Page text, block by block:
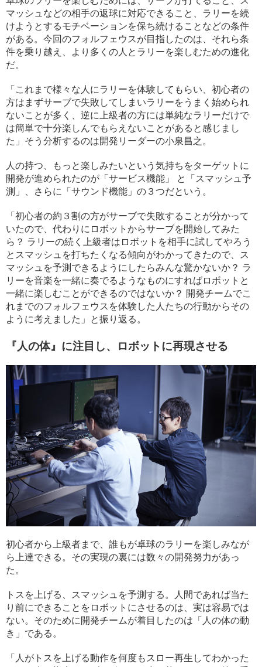
マッシュなどの相手の返球に対応できること、ラリーを続
けようとするモチベーションを保ち続けることなどの条件
がある。今回のフォルフェウスが目指したのは、それら条
件を乗り越え、より多くの人とラリーを楽しむための進化
だ。
「これまで様々な人にラリーを体験してもらい、初心者の
方はまずサーブで失敗してしまいラリーをうまく始められ
ないことが多く、逆に上級者の方には単純なラリーだけで
は簡単で十分楽しんでもらえないことがあると感じまし
た」そう分析するのは開発リーダーの小泉昌之。
人の持つ、もっと楽しみたいという気持ちをターゲットに
開発が進められたのが「サービス機能」 と「スマッシュ予
測」、さらに「サウンド機能」の３つだという。
「初心者の約３割の方がサーブで失敗することが分かって
いたので、代わりにロボットからサーブを開始してみた
ら？ ラリーの続く上級者はロボットを相手に試してやろう
とスマッシュを打ちたくなる傾向がわかってきたので、ス
マッシュを予測できるようにしたらみんな驚かないか？ ラ
リーを音楽を一緒に奏でるようなものにすればロボットと
一緒に楽しむことができるのではないか？ 開発チームでこ
れまでのフォルフェウスを体験した人たちの行動からその
ように考えました」と振り返る。
『人の体』に注目し、ロボットに再現させる
初心者から上級者まで、誰もが卓球のラリーを楽しみなが
ら上達できる。その実現の裏には数々の開発努力があっ
た。
トスを上げる、スマッシュを予測する。人間であれば当た
り前にできることをロボットにさせるのは、実は容易では
ない。そのために開発チームが着目したのは「人の体の動
き」である。
「人がトスを上げる動作を何度もスロー再生してわかった